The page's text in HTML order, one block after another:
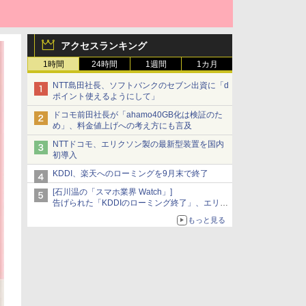
アクセスランキング
1時間 24時間 1週間 1カ月
NTT島田社長、ソフトバンクのセブン出資に「d
ポイント使えるようにして」
ドコモ前田社長が「ahamo40GB化は検証のた
め」、料金値上げへの考え方にも言及
NTTドコモ、エリクソン製の最新型装置を国内
初導入
KDDI、楽天へのローミングを9月末で終了
[石川温の「スマホ業界 Watch」]
告げられた「KDDIのローミング終了」、エリア
マップの落とし穴と楽天モバイルの課題
もっと見る